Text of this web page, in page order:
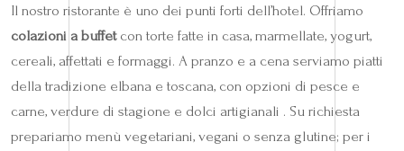
Il nostro ristorante è uno dei punti forti dell’hotel. Offriamo
colazioni a buffetcon torte fatte in casa, marmellate, yogurt,
cereali, affettati e formaggi. A pranzo e a cena serviamo piatti
della tradizione elbana e toscana, con opzioni di pesce e
carne, verdure di stagione e dolci artigianali . Su richiesta
prepariamo menù vegetariani, vegani o senza glutine; per i